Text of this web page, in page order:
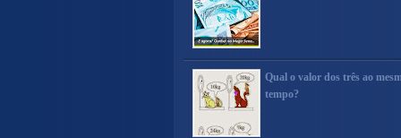
Qual o valor dos três ao
tempo?